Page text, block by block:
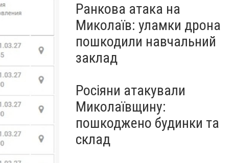
Ранкова атака на
Миколаїв: уламки дрона
пошкодили навчальний
заклад
Росіяни атакували
Миколаївщину:
пошкоджено будинки та
склад